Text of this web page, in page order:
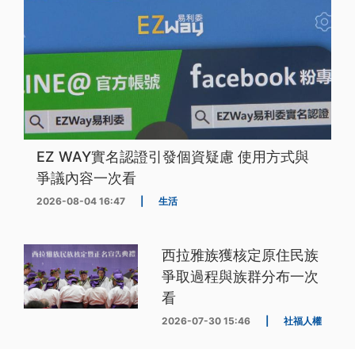
EZ WAY實名認證引發個資疑慮 使用方式與
爭議內容一次看
2026-08-04 16:47 生活
西拉雅族獲核定原住民族
爭取過程與族群分布一次
看
2026-07-30 15:46 社福人權